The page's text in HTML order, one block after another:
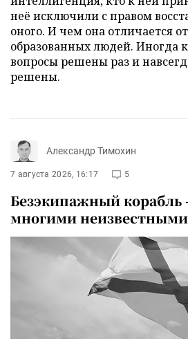
неё исключили с правом
оного. И чем она отличается
образованных людей. Иногда
вопросы решены раз и
решены.
Александр Тимохин
7 августа 2026, 16:17 5
Безэкипажный корабль
многими неизвестными